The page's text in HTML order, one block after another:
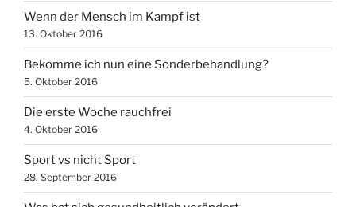
Wenn der Mensch im Kampf ist
13. Oktober 2016
Bekomme ich nun eine Sonderbehandlung?
5. Oktober 2016
Die erste Woche rauchfrei
4. Oktober 2016
Sport vs nicht Sport
28. September 2016